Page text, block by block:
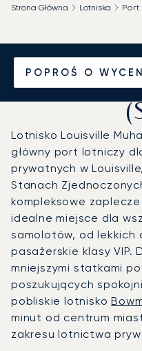
POPROŚ O
Strona Główna Lotniska
Prywatny
Port
Lotnisko Louisville
główny port lotniczy
prywatnych w
Stanach
kompleksowe
idealne miejsce dla
samolotów, od lekkich
pasażerskie klasy VIP.
mniejszymi statkami
poszukujących
pobliskie lotnisko
minut od centrum
zakresu lotnictwa